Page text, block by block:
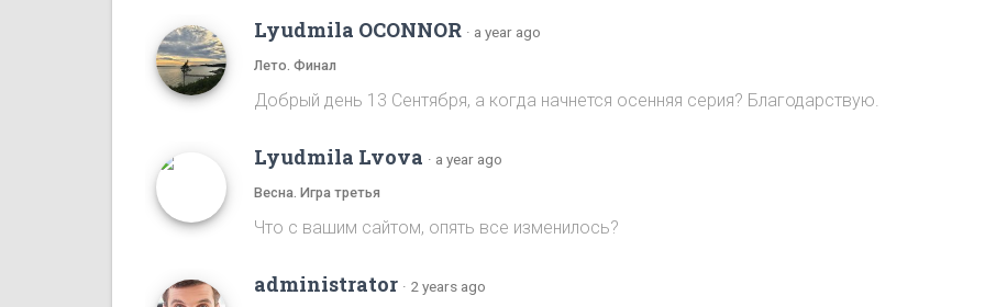
Lyudmila OCONNOR · a year ago
Лето. Финал
Добрый день 13 Сентября, а когда начнется осенняя серия? Благодарствую.
Lyudmila Lvova · a year ago
Весна. Игра третья
Что с вашим сайтом, опять все изменилось?
administrator · 2 years ago